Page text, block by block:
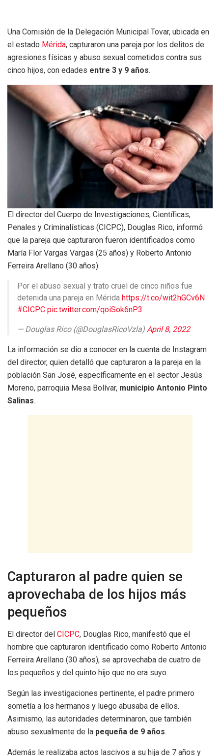
Una Comisión de la Delegación Municipal Tovar, ubicada en
el estado Mérida, capturaron una pareja por los delitos de
agresiones físicas y abuso sexual cometidos contra sus
cinco hijos, con edades entre 3 y 9 años.
El director del Cuerpo de Investigaciones, Científicas,
Penales y Criminalísticas (CICPC), Douglas Rico, informó
que la pareja que capturaron fueron identificados como
María Flor Vargas Vargas (25 años) y Roberto Antonio
Ferreira Arellano (30 años).
Por el abuso sexual y trato cruel de cinco niños fue
detenida una pareja en Mérida https://t.co/wit2hGCv6N
#CICPC pic.twitter.com/qoiSok6nP3
— Douglas Rico (@DouglasRicoVzla) April 8, 2022
La información se dio a conocer en la cuenta de Instagram
del director, quien detalló que capturaron a la pareja en la
población San José, específicamente en el sector Jesús
Moreno, parroquia Mesa Bolívar, municipio Antonio Pinto
Salinas.
Capturaron al padre quien se
aprovechaba de los hijos más
pequeños
El director del CICPC, Douglas Rico, manifestó que el
hombre que capturaron identificado como Roberto Antonio
Ferreira Arellano (30 años), se aprovechaba de cuatro de
los pequeños y del quinto hijo que no era suyo.
Según las investigaciones pertinente, el padre primero
sometía a los hermanos y luego abusaba de ellos.
Asimismo, las autoridades determinaron, que también
abuso sexualmente de la pequeña de 9 años.
Además le realizaba actos lascivos a su hija de 7 años y